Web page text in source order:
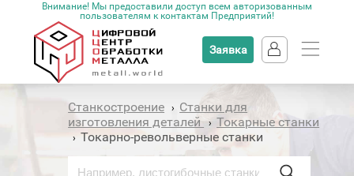
Внимание! Мы предоставили доступ всем авторизованным
пользователям к контактам Предприятий!
Заявка
Станкостроение › Станки для
изготовления деталей › Токарные станки
› Токарно-револьверные станки